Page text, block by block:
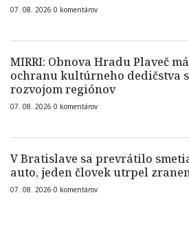
07. 08. 2026 0 komentárov
MIRRI: Obnova Hradu Plaveč
ochranu kultúrneho dedičstva s
rozvojom regiónov
07. 08. 2026 0 komentárov
V Bratislave sa prevrátilo
auto, jeden človek utrpel
07. 08. 2026 0 komentárov